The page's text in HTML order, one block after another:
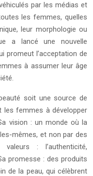
par les médias et
les femmes, quelles
leur morphologie ou
a lancé une nouvelle
promeut l’acceptation de
à assumer leur âge
soit une source de
les femmes à développer
vision : un monde où la
mêmes, et non par des
: l’authenticité,
promesse : des produits
de la peau, qui célèbrent